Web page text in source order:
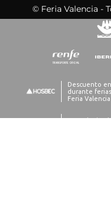
© Feria Valencia -